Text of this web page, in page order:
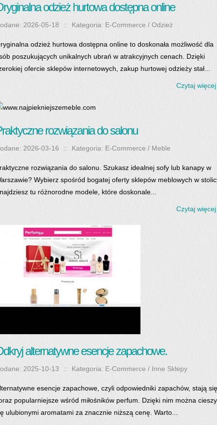
odzież hurtowa dostępna online
2026-05-18 :: Kategoria: E-Commerce / Odzież
odzież hurtowa dostępna online to doskonała możliwość dla
poszukujących unikalnych ubrań w atrakcyjnych cenach. Dzięki
ofercie sklepów internetowych, zakup hurtowej odzieży stał...
Czytaj
rozwiązania do salonu
2026-03-16 :: Kategoria: E-Commerce / Meble
rozwiązania do salonu. Szukasz idealnej sofy lub kanapy w
Wybierz spośród bogatej oferty sklepów meblowych w
tu różnorodne modele, które doskonale...
Czytaj
alternatywne esencje zapachowe.
2025-10-13 :: Kategoria: E-Commerce / Inne Sklepy
esencje zapachowe, czyli odpowiedniki zapachów, stają się
popularniejsze wśród miłośników perfum. Dzięki nim można
ulubionymi aromatami za znacznie niższą cenę. Warto...